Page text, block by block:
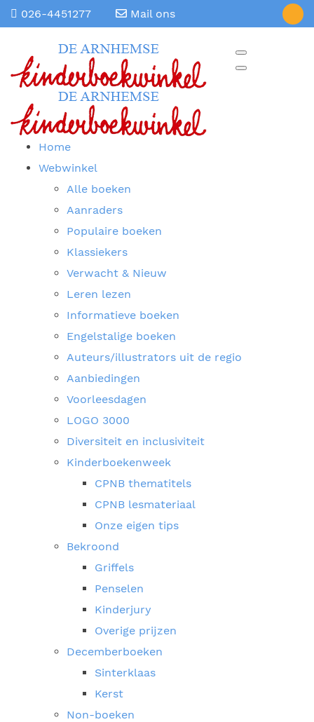
026-4451277 Mail ons
Home
Webwinkel
Alle boeken
Aanraders
Populaire boeken
Klassiekers
Verwacht & Nieuw
Leren lezen
Informatieve boeken
Engelstalige boeken
Auteurs/illustrators uit de regio
Aanbiedingen
Voorleesdagen
LOGO 3000
Diversiteit en inclusiviteit
Kinderboekenweek
CPNB thematitels
CPNB lesmateriaal
Onze eigen tips
Bekroond
Griffels
Penselen
Kinderjury
Overige prijzen
Decemberboeken
Sinterklaas
Kerst
Non-boeken